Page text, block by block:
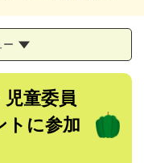
ー
童委員
トに参加